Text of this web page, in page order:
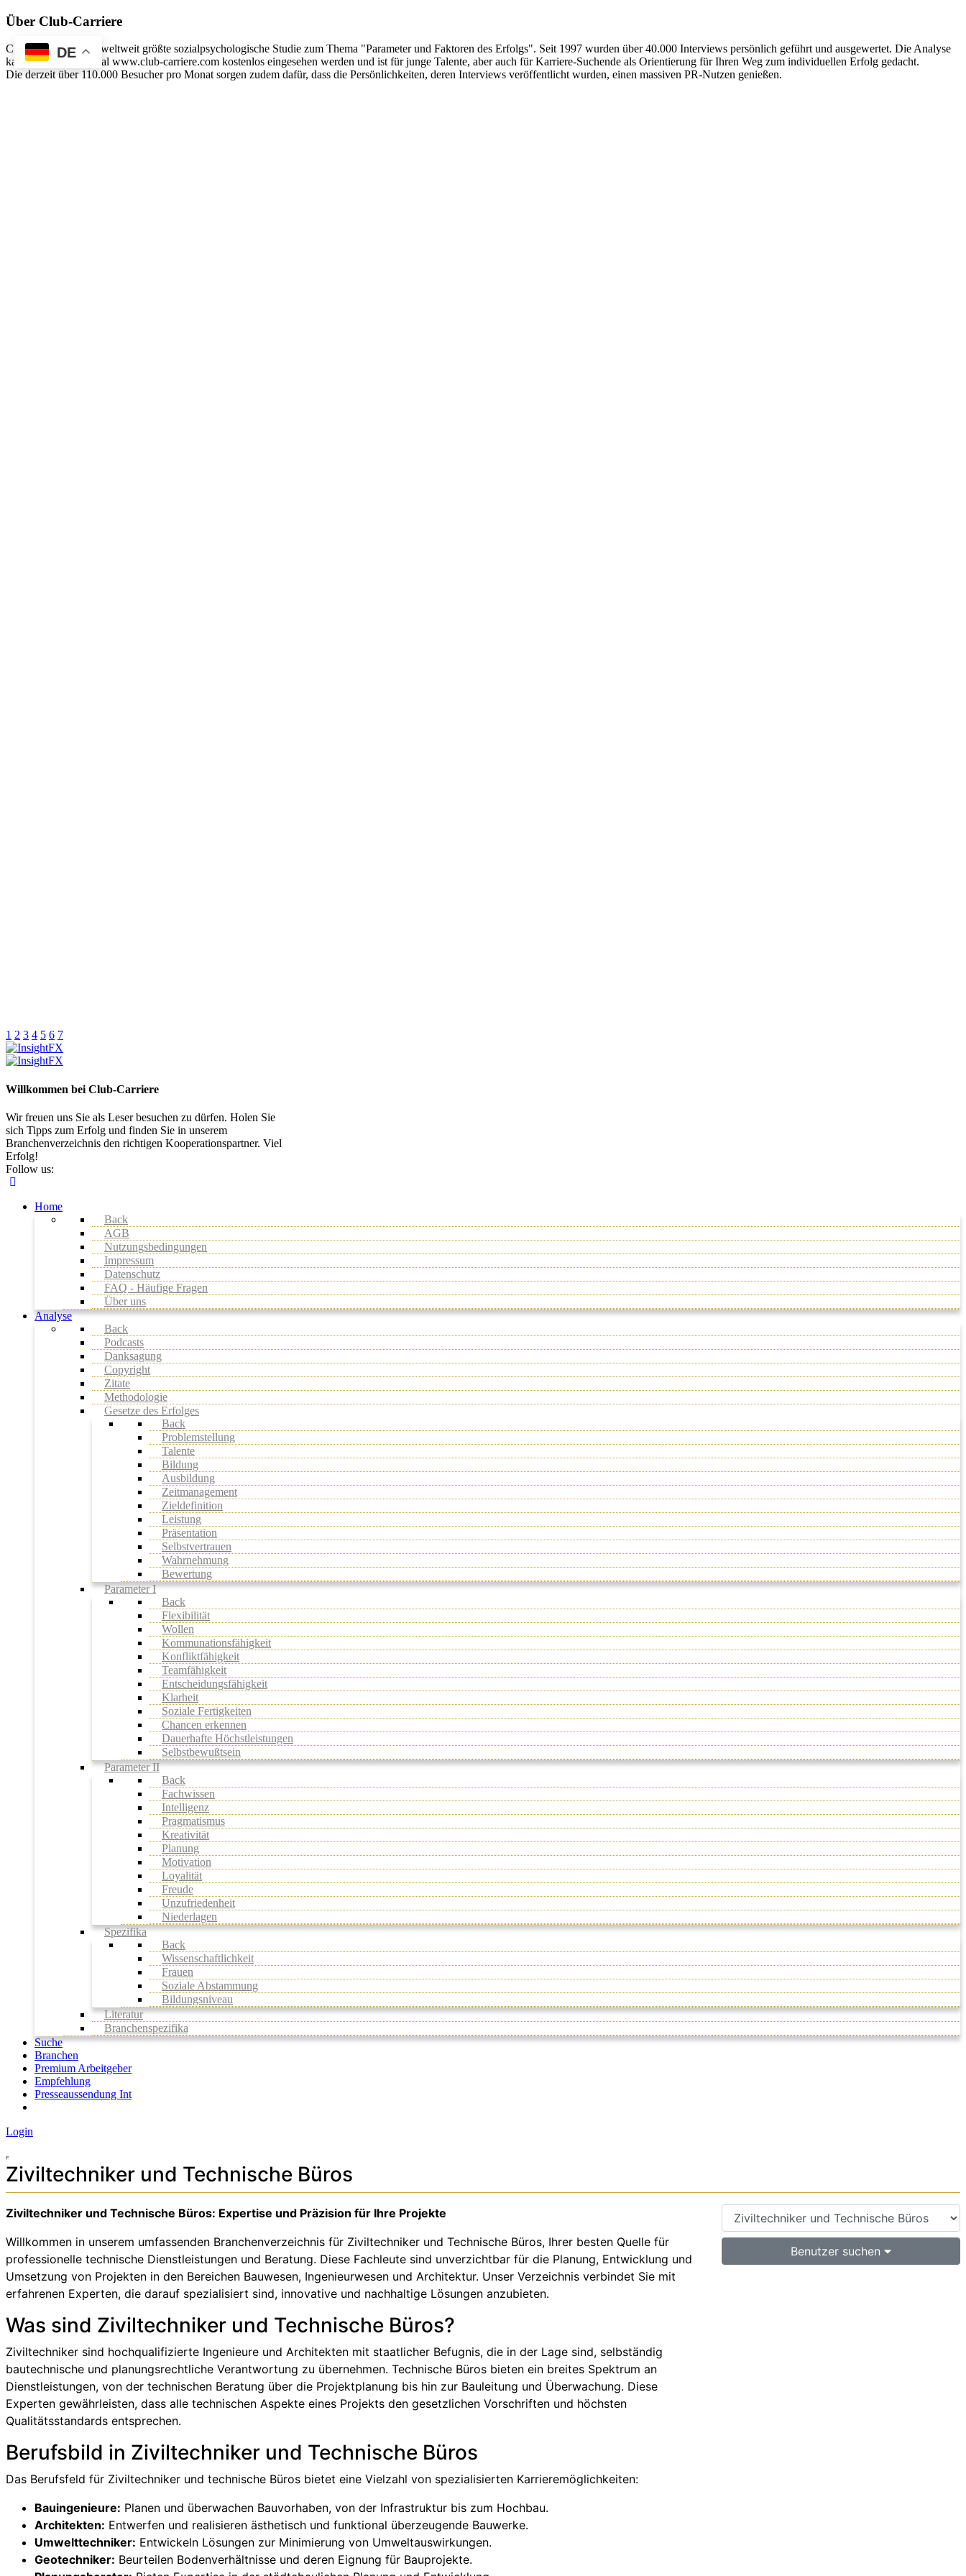
DE
Über Club-Carriere
Club-Carriere ist die weltweit größte sozialpsychologische Studie zum Thema "Parameter und Faktoren des Erfolgs". Seit 1997 wurden über 40.000 Interviews persönlich geführt und ausgewertet. Die Analyse
kann auf diesem Portal www.club-carriere.com kostenlos eingesehen werden und ist für junge Talente, aber auch für Karriere-Suchende als Orientierung für Ihren Weg zum individuellen Erfolg gedacht.
Die derzeit über 110.000 Besucher pro Monat sorgen zudem dafür, dass die Persönlichkeiten, deren Interviews veröffentlicht wurden, einen massiven PR-Nutzen genießen.
1 2 3 4 5 6 7
Willkommen bei Club-Carriere
Wir freuen uns Sie als Leser besuchen zu dürfen. Holen Sie
sich Tipps zum Erfolg und finden Sie in unserem
Branchenverzeichnis den richtigen Kooperationspartner. Viel
Erfolg!
Follow us:
Home
Back
AGB
Nutzungsbedingungen
Impressum
Datenschutz
FAQ - Häufige Fragen
Über uns
Analyse
Back
Podcasts
Danksagung
Copyright
Zitate
Methodologie
Gesetze des Erfolges
Back
Problemstellung
Talente
Bildung
Ausbildung
Zeitmanagement
Zieldefinition
Leistung
Präsentation
Selbstvertrauen
Wahrnehmung
Bewertung
Parameter I
Back
Flexibilität
Wollen
Kommunationsfähigkeit
Konfliktfähigkeit
Teamfähigkeit
Entscheidungsfähigkeit
Klarheit
Soziale Fertigkeiten
Chancen erkennen
Dauerhafte Höchstleistungen
Selbstbewußtsein
Parameter II
Back
Fachwissen
Intelligenz
Pragmatismus
Kreativität
Planung
Motivation
Loyalität
Freude
Unzufriedenheit
Niederlagen
Spezifika
Back
Wissenschaftlichkeit
Frauen
Soziale Abstammung
Bildungsniveau
Literatur
Branchenspezifika
Suche
Branchen
Premium Arbeitgeber
Empfehlung
Presseaussendung Int
Login
Ziviltechniker und Technische Büros
Ziviltechniker und Technische Büros: Expertise und Präzision für Ihre Projekte
Willkommen in unserem umfassenden Branchenverzeichnis für Ziviltechniker und Technische Büros, Ihrer besten Quelle für
professionelle technische Dienstleistungen und Beratung. Diese Fachleute sind unverzichtbar für die Planung, Entwicklung und
Umsetzung von Projekten in den Bereichen Bauwesen, Ingenieurwesen und Architektur. Unser Verzeichnis verbindet Sie mit
erfahrenen Experten, die darauf spezialisiert sind, innovative und nachhaltige Lösungen anzubieten.
Was sind Ziviltechniker und Technische Büros?
Ziviltechniker sind hochqualifizierte Ingenieure und Architekten mit staatlicher Befugnis, die in der Lage sind, selbständig
bautechnische und planungsrechtliche Verantwortung zu übernehmen. Technische Büros bieten ein breites Spektrum an
Dienstleistungen, von der technischen Beratung über die Projektplanung bis hin zur Bauleitung und Überwachung. Diese
Experten gewährleisten, dass alle technischen Aspekte eines Projekts den gesetzlichen Vorschriften und höchsten
Qualitätsstandards entsprechen.
Berufsbild in Ziviltechniker und Technische Büros
Das Berufsfeld für Ziviltechniker und technische Büros bietet eine Vielzahl von spezialisierten Karrieremöglichkeiten:
Bauingenieure: Planen und überwachen Bauvorhaben, von der Infrastruktur bis zum Hochbau.
Architekten: Entwerfen und realisieren ästhetisch und funktional überzeugende Bauwerke.
Umwelttechniker: Entwickeln Lösungen zur Minimierung von Umweltauswirkungen.
Geotechniker: Beurteilen Bodenverhältnisse und deren Eignung für Bauprojekte.
Benutzer suchen